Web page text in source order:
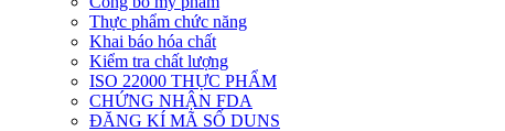
Thực phẩm chức năng
Khai báo hóa chất
Kiểm tra chất lượng
ISO 22000 THỰC PHẨM
CHỨNG NHẬN FDA
ĐĂNG KÍ MÃ SỐ DUNS